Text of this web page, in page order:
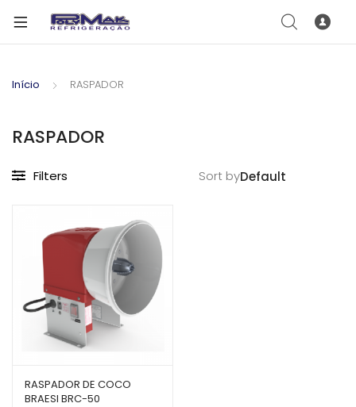
Início RASPADOR
RASPADOR
Filters Sort by
RASPADOR DE COCO
BRAESI BRC-50